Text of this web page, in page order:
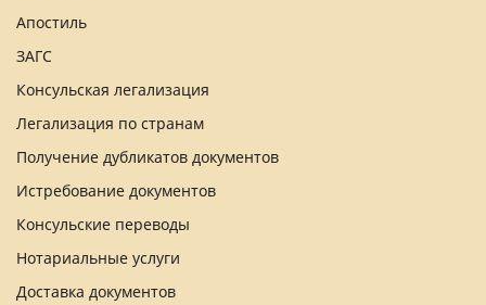
Апостиль
ЗАГС
Консульская легализация
Легализация по странам
Получение дубликатов документов
Истребование документов
Консульские переводы
Нотариальные услуги
Доставка документов